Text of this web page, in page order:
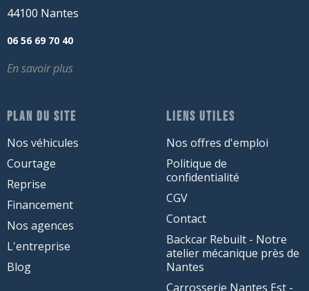
44100 Nantes
06 56 69 70 40
En savoir plus
PLAN DU SITE
Nos véhicules
Courtage
Reprise
Financement
Nos agences
L'entreprise
Blog
LIENS UTILES
Nos offres d'emploi
Politique de
confidentialité
CGV
Contact
Backcar Rebuilt - Notre
atelier mécanique près de
Nantes
Carrosserie Nantes Est -